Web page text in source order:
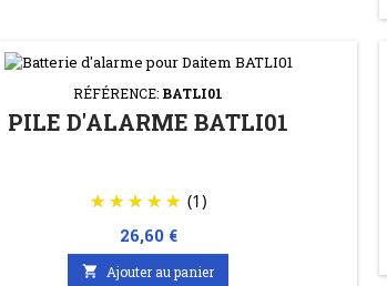
RÉFÉRENCE: BATLI01
PILE D'ALARME BATLI01
(1)
Prix
26,60 €
 Ajouter au panier